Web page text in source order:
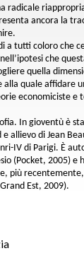
radicale
ancora la
a tutti coloro che
che
quella
alla quale affidare
economiciste e
In gioventù è
e allievo di Jean
IV di Parigi. È
(Pocket, 2005) e
più
Est, 2009).